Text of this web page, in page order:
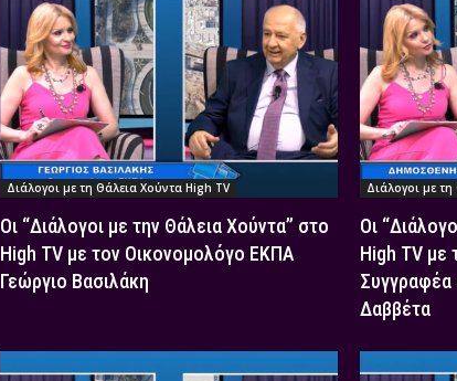
Διάλογοι με τη Θάλεια Χούντα High TV
Οι “Διάλογοι με την Θάλεια Χούντα” στο
High TV με τον Οικονομολόγο ΕΚΠΑ
Γεώργιο Βασιλάκη
Διάλογοι με
Οι
High TV με
Συγγραφέα
Δαββέτα